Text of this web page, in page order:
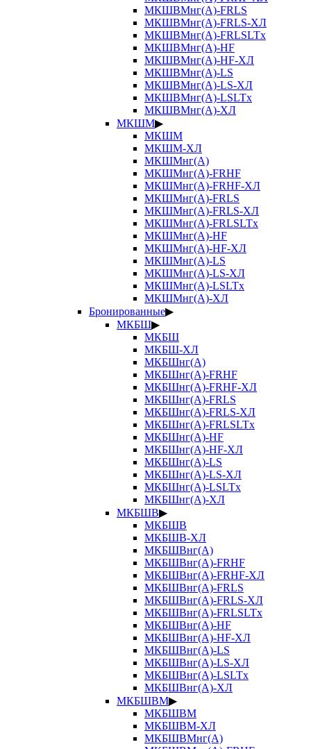
МКШВМнг(А)-FRLS
МКШВМнг(А)-FRLS-ХЛ
МКШВМнг(А)-FRLSLTx
МКШВМнг(А)-HF
МКШВМнг(А)-HF-ХЛ
МКШВМнг(А)-LS
МКШВМнг(А)-LS-ХЛ
МКШВМнг(А)-LSLTx
МКШВМнг(А)-ХЛ
МКШМ▶
МКШМ
МКШМ-ХЛ
МКШМнг(А)
МКШМнг(А)-FRHF
МКШМнг(А)-FRHF-ХЛ
МКШМнг(А)-FRLS
МКШМнг(А)-FRLS-ХЛ
МКШМнг(А)-FRLSLTx
МКШМнг(А)-HF
МКШМнг(А)-HF-ХЛ
МКШМнг(А)-LS
МКШМнг(А)-LS-ХЛ
МКШМнг(А)-LSLTx
МКШМнг(А)-ХЛ
Бронированные▶
МКБШ▶
МКБШ
МКБШ-ХЛ
МКБШнг(А)
МКБШнг(А)-FRHF
МКБШнг(А)-FRHF-ХЛ
МКБШнг(А)-FRLS
МКБШнг(А)-FRLS-ХЛ
МКБШнг(А)-FRLSLTx
МКБШнг(А)-HF
МКБШнг(А)-HF-ХЛ
МКБШнг(А)-LS
МКБШнг(А)-LS-ХЛ
МКБШнг(А)-LSLTx
МКБШнг(А)-ХЛ
МКБШВ▶
МКБШВ
МКБШВ-ХЛ
МКБШВнг(А)
МКБШВнг(А)-FRHF
МКБШВнг(А)-FRHF-ХЛ
МКБШВнг(А)-FRLS
МКБШВнг(А)-FRLS-ХЛ
МКБШВнг(А)-FRLSLTx
МКБШВнг(А)-HF
МКБШВнг(А)-HF-ХЛ
МКБШВнг(А)-LS
МКБШВнг(А)-LS-ХЛ
МКБШВнг(А)-LSLTx
МКБШВнг(А)-ХЛ
МКБШВМ▶
МКБШВМ
МКБШВМ-ХЛ
МКБШВМнг(А)